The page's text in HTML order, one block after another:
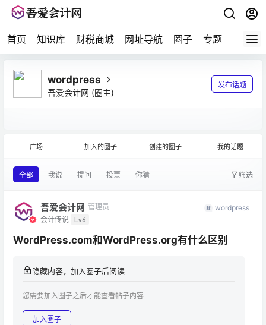
首页 知识库 财税商城 网址导航 圈子 专题 会计问
wordpress
吾爱会计网 (圈主)
发布话题
广场 加入的圈子 创建的圈子 我的话题
全部 我说 提问 投票 你猜 筛选
吾爱会计网 管理员
会计传说 Lv6
wordpress
WordPress.com和WordPress.org有什么区别
隐藏内容，加入圈子后阅读
您需要加入圈子之后才能查看帖子内容
加入圈子